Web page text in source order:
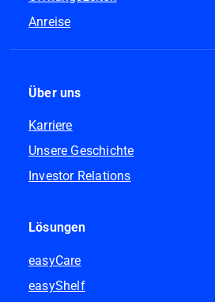
Anreise
Über uns
Karriere
Unsere Geschichte
Investor Relations
Lösungen
easyCare
easyShelf